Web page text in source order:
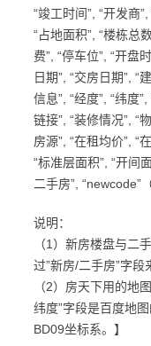
“竣工时间”, “开发商
“占地面积”, “楼栋总
费”, “停车位”, “开盘
日期”, “交房日期”, “
信息”, “经度”, “纬度
链接”, “装修情况”, “
房源”, “在租均价”, “
“标准层面积”, “开间
二手房”, “newcode”
说明：
（1）新房楼盘与二
过”新房/二手房”字段
（2）房天下用的地
纬度”字段是百度地
BD09坐标系。】